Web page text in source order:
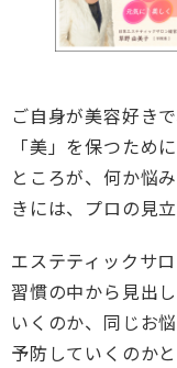
ご自身が美容好き
「美」を保つため
ところが、何か悩
きには、プロの見
エステティックサ
習慣の中から見出
いくのか、同じお
予防していくのか